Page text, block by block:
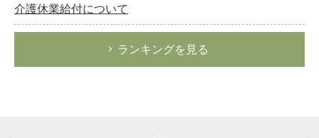
介護休業給付について
ランキングを見る